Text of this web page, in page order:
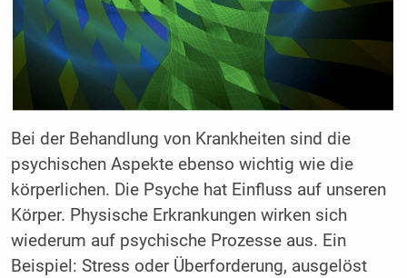
Bei der Behandlung von Krankheiten sind die
psychischen Aspekte ebenso wichtig wie die
körperlichen. Die Psyche hat Einfluss auf unseren
Körper. Physische Erkrankungen wirken sich
wiederum auf psychische Prozesse aus. Ein
Beispiel: Stress oder Überforderung, ausgelöst